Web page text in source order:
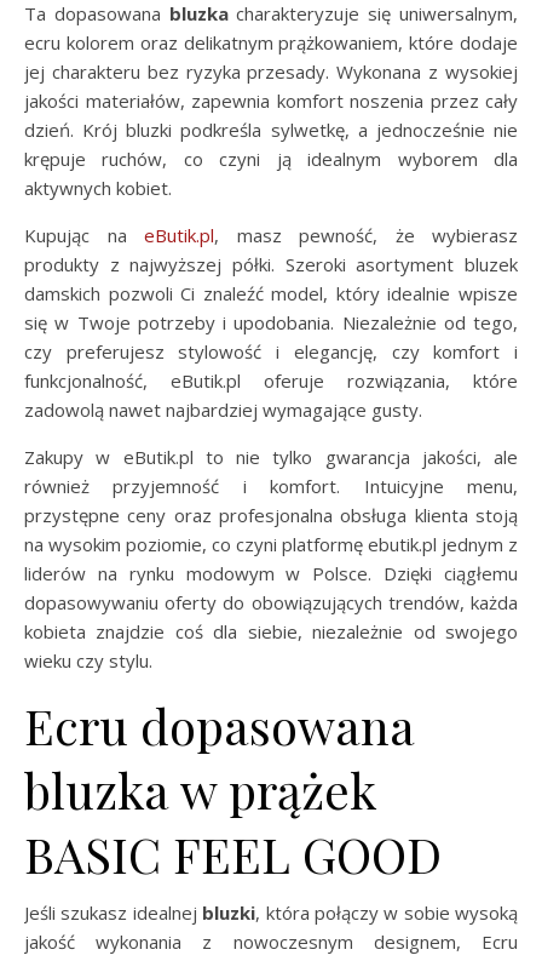
Ta dopasowana bluzkacharakteryzuje się uniwersalnym,
ecru kolorem oraz delikatnym prążkowaniem, które dodaje
jej charakteru bez ryzyka przesady. Wykonana z wysokiej
jakości materiałów, zapewnia komfort noszenia przez cały
dzień. Krój bluzki podkreśla sylwetkę, a jednocześnie nie
krępuje ruchów, co czyni ją idealnym wyborem dla
aktywnych kobiet.
Kupując na eButik.pl, masz pewność, że wybierasz
produkty z najwyższej półki. Szeroki asortyment bluzek
damskich pozwoli Ci znaleźć model, który idealnie wpisze
się w Twoje potrzeby i upodobania. Niezależnie od tego,
czy preferujesz stylowość i elegancję, czy komfort i
funkcjonalność, eButik.pl oferuje rozwiązania, które
zadowolą nawet najbardziej wymagające gusty.
Zakupy w eButik.pl to nie tylko gwarancja jakości, ale
również przyjemność i komfort. Intuicyjne menu,
przystępne ceny oraz profesjonalna obsługa klienta stoją
na wysokim poziomie, co czyni platformę ebutik.pl jednym z
liderów na rynku modowym w Polsce. Dzięki ciągłemu
dopasowywaniu oferty do obowiązujących trendów, każda
kobieta znajdzie coś dla siebie, niezależnie od swojego
wieku czy stylu.
Ecru dopasowana
bluzka w prążek
BASIC FEEL GOOD
Jeśli szukasz idealnej bluzki, która połączy w sobie wysoką
jakość wykonania z nowoczesnym designem, Ecru